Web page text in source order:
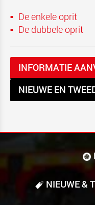
De enkele oprit
De dubbele oprit
INFORMATIE
NIEUWE EN
NIEUWE &